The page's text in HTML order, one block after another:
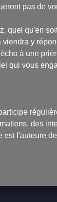
pas de
quel qu'en
y
à une
qui vous
des
est l'auteure de